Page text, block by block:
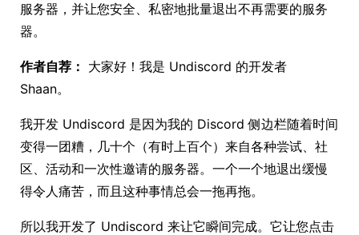
服务器，并让您安全、私密地批量退出不再需要的服务
器。
作者自荐： 大家好！我是 Undiscord 的开发者
Shaan。
我开发 Undiscord 是因为我的 Discord 侧边栏随着时间
变得一团糟，几十个（有时上百个）来自各种尝试、社
区、活动和一次性邀请的服务器。一个一个地退出缓慢
得令人痛苦，而且这种事情总会一拖再拖。
所以我开发了 Undiscord 来让它瞬间完成。它让您点击